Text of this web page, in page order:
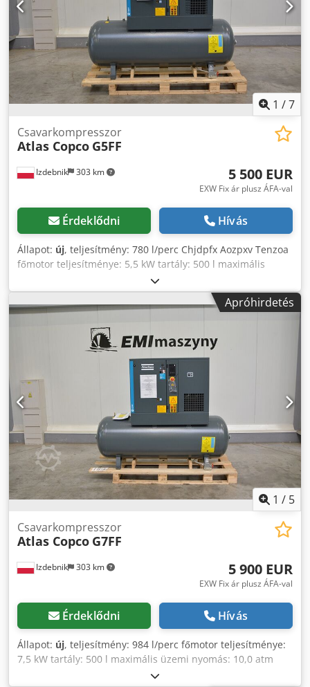
1 /7
Izdebnik 303 km
Csavarkompresszor
Atlas Copco G5FF
5 500 EUR
EXW Fix ár plusz ÁFA-val
Érdeklődni Hívás
Állapot: új, teljesítmény: 780 l/perc Chjdpfx Aozpxv Tenzoa
főmotor teljesítménye: 5,5 kW tartály: 500 l maximális
üzemi nyomás: 10,0 atm beépített hűtőszárító a
kompresszor működési paramétereinek elektronikus
beállítása megfelel a CE-szabványoknak gyártási év: 2025,
Apróhirdetés
1 / 5
Izdebnik 303 km
Csavarkompresszor
Atlas Copco G7FF
5 900 EUR
EXW Fix ár plusz ÁFA-val
Érdeklődni Hívás
Állapot: új, teljesítmény: 984 l/perc főmotor teljesítménye:
7,5 kW tartály: 500 l maximális üzemi nyomás: 10,0 atm
Chsdpfxezpxuvs Anzja beépített hűtőszárító elektronikus